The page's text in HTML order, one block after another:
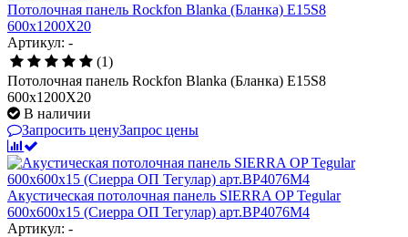
Потолочная панель Rockfon Blanka (Бланка) E15S8
600x1200X20
Артикул: -
(1)
Потолочная панель Rockfon Blanka (Бланка) E15S8
600x1200X20
В наличии
Запросить ценуЗапрос цены
Акустическая потолочная панель SIERRA OP Tegular
600x600x15 (Сиерра ОП Тегулар) арт.BP4076M4
Артикул: -